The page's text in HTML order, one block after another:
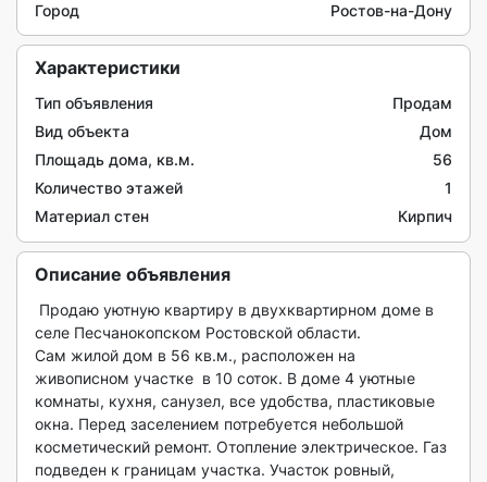
Город Ростов-на-Дону
Характеристики
Тип объявления
Продам
Вид объекта
Дом
Площадь дома, кв.м.
56
Количество этажей
1
Материал стен
Кирпич
Описание объявления
селе Песчанокопском Ростовской области.
Сам жилой дом в 56 кв.м., расположен на
живописном участке  в 10 соток. В доме 4 уютные
комнаты, кухня, санузел, все удобства, пластиковые
окна. Перед заселением потребуется небольшой
косметический ремонт. Отопление электрическое. Газ
подведен к границам участка. Учаcтoк poвный,